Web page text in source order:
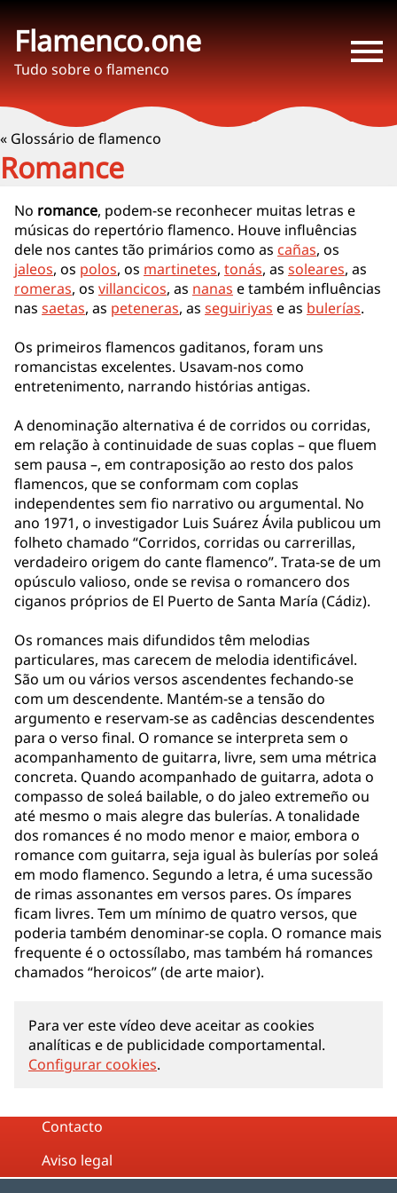
Flamenco.one
Tudo sobre o flamenco
« Glossário de flamenco
Romance
No romance, podem-se reconhecer muitas letras e
músicas do repertório flamenco. Houve influências
dele nos cantes tão primários como as cañas, os
jaleos, os polos, os martinetes, tonás, as soleares, as
romeras, os villancicos, as nanas e também influências
nas saetas, as peteneras, as seguiriyas e as bulerías.
Os primeiros flamencos gaditanos, foram uns
romancistas excelentes. Usavam-nos como
entretenimento, narrando histórias antigas.
A denominação alternativa é de corridos ou corridas,
em relação à continuidade de suas coplas – que fluem
sem pausa –, em contraposição ao resto dos palos
flamencos, que se conformam com coplas
independentes sem fio narrativo ou argumental. No
ano 1971, o investigador Luis Suárez Ávila publicou um
folheto chamado “Corridos, corridas ou carrerillas,
verdadeiro origem do cante flamenco”. Trata-se de um
opúsculo valioso, onde se revisa o romancero dos
ciganos próprios de El Puerto de Santa María (Cádiz).
Os romances mais difundidos têm melodias
particulares, mas carecem de melodia identificável.
São um ou vários versos ascendentes fechando-se
com um descendente. Mantém-se a tensão do
argumento e reservam-se as cadências descendentes
para o verso final. O romance se interpreta sem o
acompanhamento de guitarra, livre, sem uma métrica
concreta. Quando acompanhado de guitarra, adota o
compasso de soleá bailable, o do jaleo extremeño ou
até mesmo o mais alegre das bulerías. A tonalidade
dos romances é no modo menor e maior, embora o
romance com guitarra, seja igual às bulerías por soleá
em modo flamenco. Segundo a letra, é uma sucessão
de rimas assonantes em versos pares. Os ímpares
ficam livres. Tem um mínimo de quatro versos, que
poderia também denominar-se copla. O romance mais
frequente é o octossílabo, mas também há romances
chamados “heroicos” (de arte maior).
Para ver este vídeo deve aceitar as cookies
analíticas e de publicidade comportamental.
Configurar cookies.
Contacto
Aviso legal